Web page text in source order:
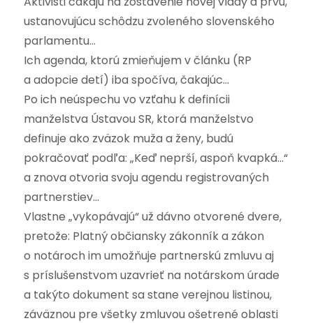
ustanovujúcu schôdzu zvoleného slovenského
parlamentu…
Ich agenda, ktorú zmieňujem v článku (RP
a adopcie detí) iba spočíva, čakajúc…
Po ich neúspechu vo vzťahu k definícii
manželstva Ústavou SR, ktorá manželstvo
definuje ako zväzok muža a ženy, budú
pokračovať podľa: „Keď neprší, aspoň kvapká…“
a znova otvoria svoju agendu registrovaných
partnerstiev…
Vlastne „vykopávajú“ už dávno otvorené dvere,
pretože: Platný občiansky zákonník a zákon
o notároch im umožňuje partnerskú zmluvu aj
s príslušenstvom uzavrieť na notárskom úrade
a takýto dokument sa stane verejnou listinou,
záväznou pre všetky zmluvou ošetrené oblasti